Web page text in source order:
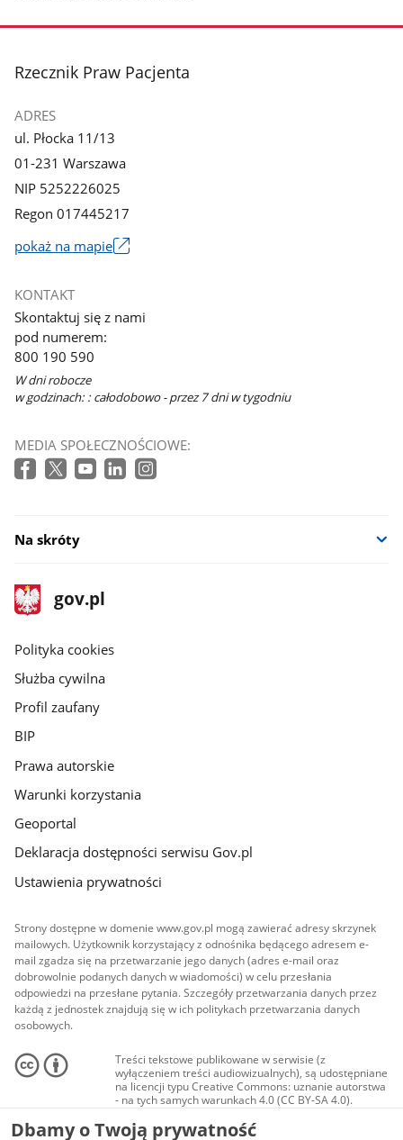
stopka
Rzecznik Praw Pacjenta
ADRES
ul. Płocka 11/13
01-231 Warszawa
NIP 5252226025
Regon 017445217
pokaż na mapie
się
w
nowym
oknie
KONTAKT
Skontaktuj się z nami
pod numerem:
800 190 590
W dni robocze
w godzinach: : całodobowo - przez 7 dni w tygodniu
MEDIA SPOŁECZNOŚCIOWE:
Na skróty
stopka
gov.pl
Strona
gov.pl
gov.pl
Polityka cookies
Służba cywilna
Profil zaufany
BIP
Prawa autorskie
Warunki korzystania
Geoportal
Deklaracja dostępności serwisu Gov.pl
Ustawienia prywatności
Strony dostępne w domenie www.gov.pl mogą zawierać adresy skrzynek
mailowych. Użytkownik korzystający z odnośnika będącego adresem e-
mail zgadza się na przetwarzanie jego danych (adres e-mail oraz
dobrowolnie podanych danych w wiadomości) w celu przesłania
odpowiedzi na przesłane pytania. Szczegóły przetwarzania danych przez
każdą z jednostek znajdują się w ich politykach przetwarzania danych
osobowych.
Treści tekstowe publikowane w serwisie (z
wyłączeniem treści audiowizualnych), są udostępniane
na licencji typu Creative Commons: uznanie autorstwa
- na tych samych warunkach 4.0 (CC BY-SA 4.0).
Materiały audiowizualne, w tym zdjęcia, materiały
audio i wideo, są udostępniane na licencji typu
Dbamy o Twoją prywatność